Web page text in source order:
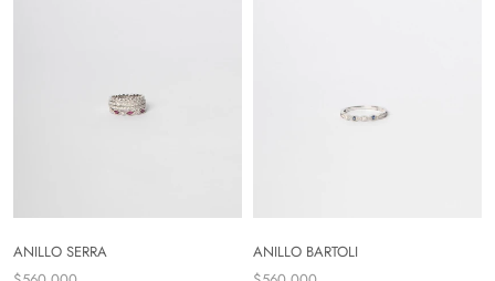
ANILLO SERRA
ANILLO BARTOLI